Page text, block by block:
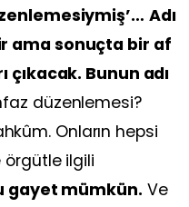
Adı
ama sonuçta bir af
çıkacak. Bunun adı
düzenlemesi?
Onların hepsi
örgütle ilgili
gayet mümkün. Ve